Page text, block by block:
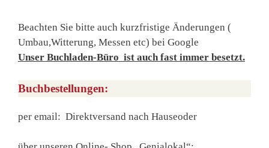
Beachten Sie bitte auch kurzfristige Änderungen (
Umbau,Witterung, Messen etc) bei Google
Unser Buchladen-Büro ist auch fast immer besetzt.
Buchbestellungen:
per email: Direktversand nach Hauseoder